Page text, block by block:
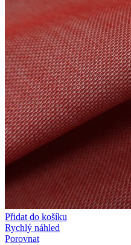
Přidat do košíku
Rychlý náhled
Porovnat